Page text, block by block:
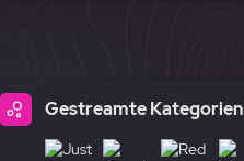
Gestreamte Kategorien